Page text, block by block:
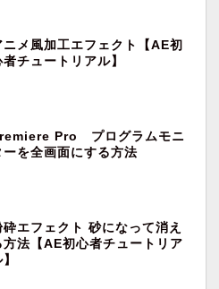
ニメ風加工エフェクト【AE初
者チュートリアル】
Pro プログラムモニ
ーを全画面にする方法
砕エフェクト 砂になって消え
方法【AE初心者チュートリア
映像制作・動画編集
Premiere Pro